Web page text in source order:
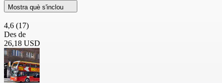
Mostra què s'inclou
4,6 (17)
Des de
26,18 USD